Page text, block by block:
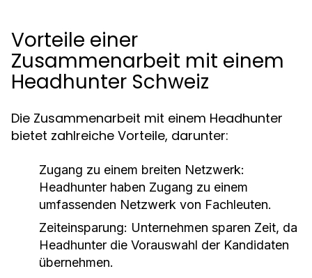
Vorteile einer
Zusammenarbeit mit einem
Headhunter Schweiz
Die Zusammenarbeit mit einem Headhunter
bietet zahlreiche Vorteile, darunter:
Zugang zu einem breiten Netzwerk:
Headhunter haben Zugang zu einem
umfassenden Netzwerk von Fachleuten.
Zeiteinsparung: Unternehmen sparen Zeit, da
Headhunter die Vorauswahl der Kandidaten
übernehmen.